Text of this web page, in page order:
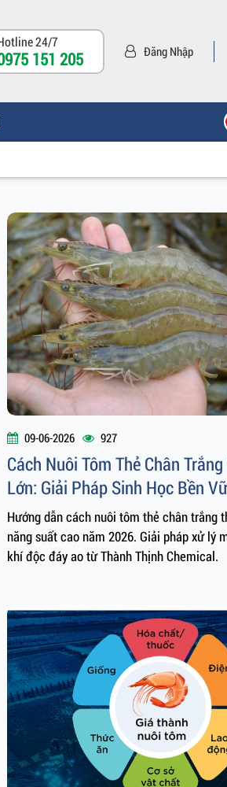
24/7
151 205 Đăng Nhập
09-06-2026 927
Cách Nuôi Tôm Thẻ Chân
Lớn: Giải Pháp Sinh Học Bền
Hướng dẫn cách nuôi tôm thẻ chân trắng
năng suất cao năm 2026. Giải pháp xử lý
khí độc đáy ao từ Thành Thịnh Chemical.